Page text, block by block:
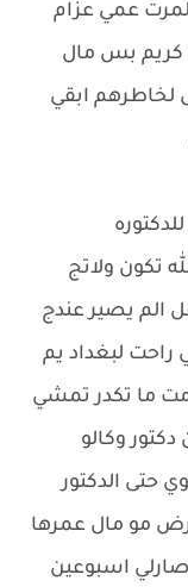
عمي عزام
كريم بس مال
لخاطرهم ابقي
تكون ولاتج
الم يصير عندج
راحت لبغداد يم
ما تكدر تمشي
وكالو
حتى الدكتور
مو مال عمرها
صارلي اسبوعين